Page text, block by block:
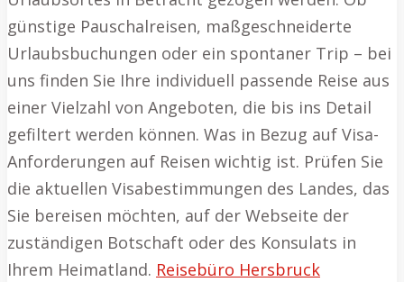
günstige Pauschalreisen, maßgeschneiderte
Urlaubsbuchungen oder ein spontaner Trip – bei
uns finden Sie Ihre individuell passende Reise aus
einer Vielzahl von Angeboten, die bis ins Detail
gefiltert werden können. Was in Bezug auf Visa-
Anforderungen auf Reisen wichtig ist. Prüfen Sie
die aktuellen Visabestimmungen des Landes, das
Sie bereisen möchten, auf der Webseite der
zuständigen Botschaft oder des Konsulats in
Ihrem Heimatland. Reisebüro Hersbruck